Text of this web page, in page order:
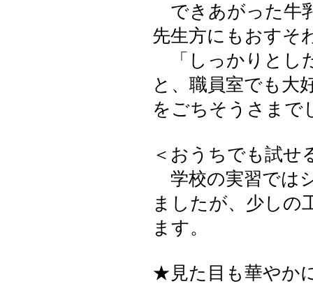
できあがった牛
先生方にもおすそ
「しっかりとし
と、職員室でも大
をごちそうさまで
＜おうちでも試せ
学校の実習では
ましたが、少しの
ます。
★見た目も華やか